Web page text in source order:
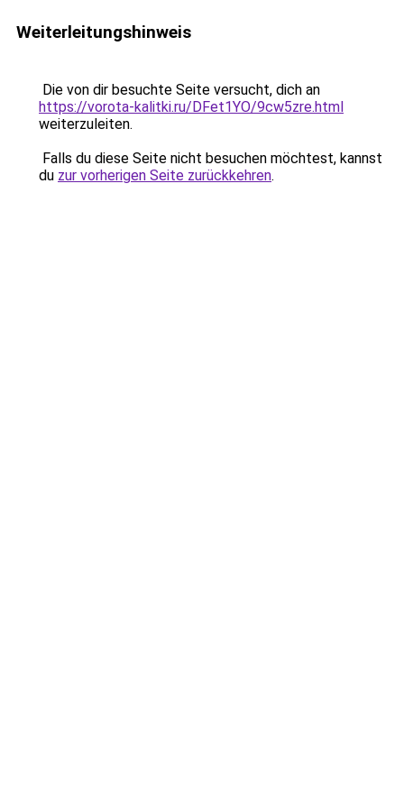
Weiterleitungshinweis
Die von dir besuchte Seite versucht, dich an
https://vorota-kalitki.ru/DFet1YO/9cw5zre.html
weiterzuleiten.
Falls du diese Seite nicht besuchen möchtest, kannst
du zur vorherigen Seite zurückkehren.